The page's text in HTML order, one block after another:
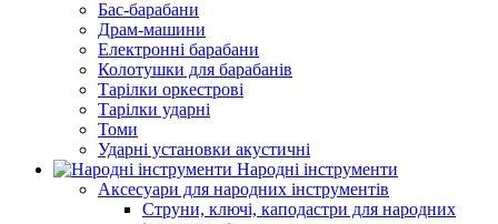
Бас-барабани
Драм-машини
Електронні барабани
Колотушки для барабанів
Тарілки оркестрові
Тарілки ударні
Томи
Ударні установки акустичні
Народні інструменти
Аксесуари для народних інструментів
Струни, ключі, каподастри для народних